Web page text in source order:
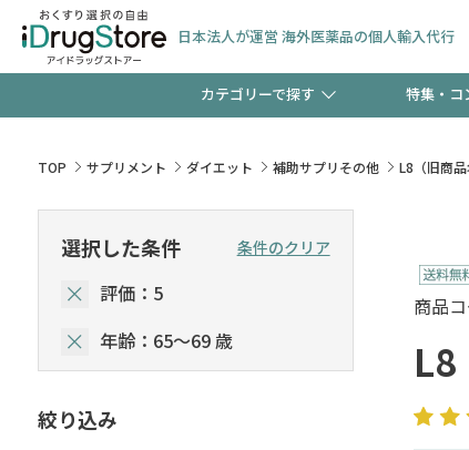
日本法人が運営 海外医薬品の個人輸入代行
カテゴリーで探す 特集・コ
【早割】お得なクー
新規登録で！今す
友だち大募集！限定
TOP サプリメント ダイエット 補助サプリその他 L8（旧商
商品
L8
選択した条件 条件のクリア
評価：5
年齢：65～69 歳
絞り込み